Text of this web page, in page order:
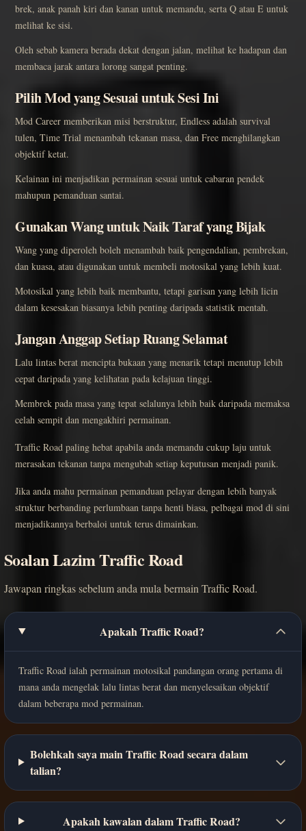
brek, anak panah kiri dan kanan untuk memandu, serta Q atau E untuk
melihat ke sisi.
Oleh sebab kamera berada dekat dengan jalan, melihat ke hadapan dan
membaca jarak antara lorong sangat penting.
Pilih Mod yang Sesuai untuk Sesi Ini
Mod Career memberikan misi berstruktur, Endless adalah survival
tulen, Time Trial menambah tekanan masa, dan Free menghilangkan
objektif ketat.
Kelainan ini menjadikan permainan sesuai untuk cabaran pendek
mahupun pemanduan santai.
Gunakan Wang untuk Naik Taraf yang Bijak
Wang yang diperoleh boleh menambah baik pengendalian, pembrekan,
dan kuasa, atau digunakan untuk membeli motosikal yang lebih kuat.
Motosikal yang lebih baik membantu, tetapi garisan yang lebih licin
dalam kesesakan biasanya lebih penting daripada statistik mentah.
Jangan Anggap Setiap Ruang Selamat
Lalu lintas berat mencipta bukaan yang menarik tetapi menutup lebih
cepat daripada yang kelihatan pada kelajuan tinggi.
Membrek pada masa yang tepat selalunya lebih baik daripada memaksa
celah sempit dan mengakhiri permainan.
Traffic Road paling hebat apabila anda memandu cukup laju untuk
merasakan tekanan tanpa mengubah setiap keputusan menjadi panik.
Jika anda mahu permainan pemanduan pelayar dengan lebih banyak
struktur berbanding perlumbaan tanpa henti biasa, pelbagai mod di sini
menjadikannya berbaloi untuk terus dimainkan.
Soalan Lazim Traffic Road
Jawapan ringkas sebelum anda mula bermain Traffic Road.
Apakah Traffic Road?
Traffic Road ialah permainan motosikal pandangan orang pertama di
mana anda mengelak lalu lintas berat dan menyelesaikan objektif
dalam beberapa mod permainan.
Bolehkah saya main Traffic Road secara dalam
talian?
Apakah kawalan dalam Traffic Road?